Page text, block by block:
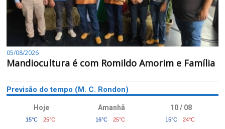
05/08/2026
Mandiocultura é com Romildo Amorim e Família
Previsão do tempo (M. C. Rondon)
Hoje
15°C 25°C
Amanhã
16°C 25°C
10 / 08
15°C 24°C